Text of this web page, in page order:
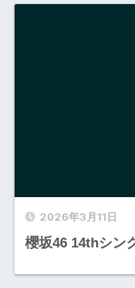
2026年3月11日
櫻坂46 14thシン